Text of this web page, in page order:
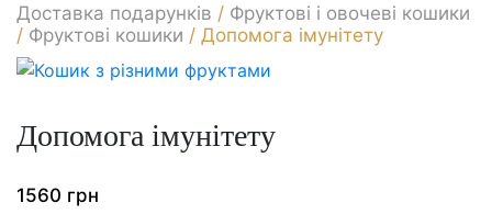
Доставка подарунків / Фруктові і овочеві кошики
/ Фруктові кошики / Допомога імунітету
Допомога імунітету
1560 грн